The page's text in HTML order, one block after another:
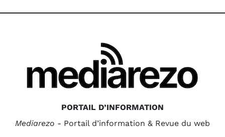
PORTAIL D’INFORMATION
Mediarezo - Portail d’information & Revue du web